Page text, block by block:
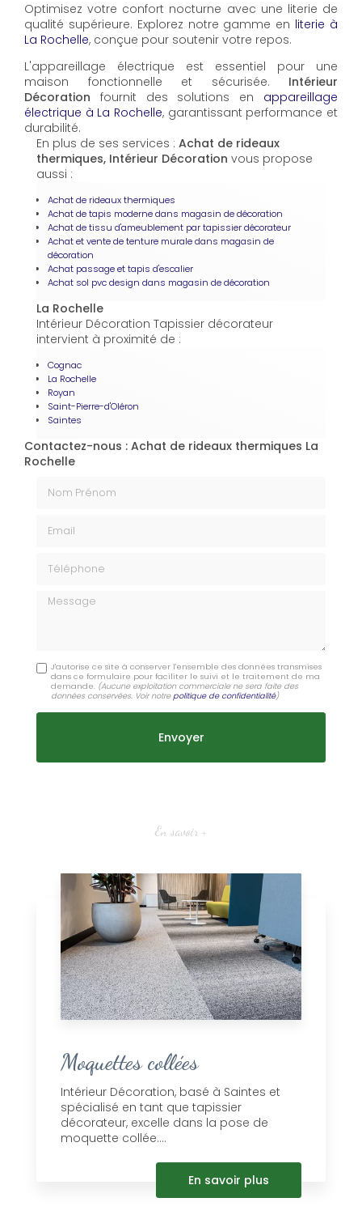
Optimisez votre confort nocturne avec une literie de
qualité supérieure. Explorez notre gamme en literie à
La Rochelle, conçue pour soutenir votre repos.
L'appareillage électrique est essentiel pour une
maison fonctionnelle et sécurisée. Intérieur
Décoration fournit des solutions en appareillage
électrique à La Rochelle, garantissant performance et
durabilité.
En plus de ses services : Achat de rideaux
thermiques, Intérieur Décoration vous propose
aussi :
Achat de rideaux thermiques
Achat de tapis moderne dans magasin de décoration
Achat de tissu d'ameublement par tapissier décorateur
Achat et vente de tenture murale dans magasin de
décoration
Achat passage et tapis d'escalier
Achat sol pvc design dans magasin de décoration
La Rochelle
Intérieur Décoration Tapissier décorateur
intervient à proximité de :
Cognac
La Rochelle
Royan
Saint-Pierre-d'Oléron
Saintes
Contactez-nous : Achat de rideaux thermiques La
Rochelle
Message
J'autorise ce site à conserver l'ensemble des données transmises
dans ce formulaire pour faciliter le suivi et le traitement de ma
demande. (Aucune exploitation commerciale ne sera faite des
données conservées. Voir notrepolitique de confidentialité)
En savoir +
Moquettes collées
Intérieur Décoration, basé à Saintes et
spécialisé en tant que tapissier
décorateur, excelle dans la pose de
moquette collée....
En savoir plus